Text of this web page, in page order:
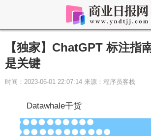
【独家】ChatGPT 标注指
是关键
时间：2023-06-01 22:07:14 来源：程序员客栈
Datawhale干货